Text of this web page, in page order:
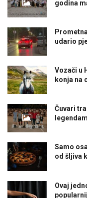
godina
udario
Vozači u
konja na
Čuvari
Samo
od šljiva
Ovaj